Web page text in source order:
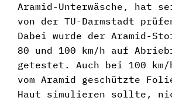
Aramid-Unterwäsche, hat
von der TU-Darmstadt
Dabei wurde der Aramid-
80 und 100 km/h auf
getestet. Auch bei 100 km/
vom Aramid geschützte
Haut simulieren sollte,